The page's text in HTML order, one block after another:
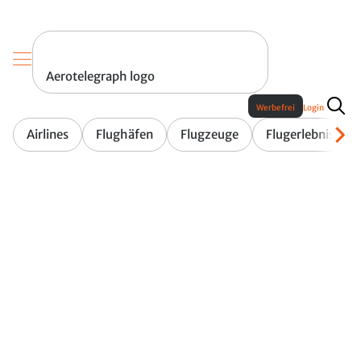
Aerotelegraph logo
Airlines Flughäfen Flugzeuge Flugerlebnis
Werbefrei Login